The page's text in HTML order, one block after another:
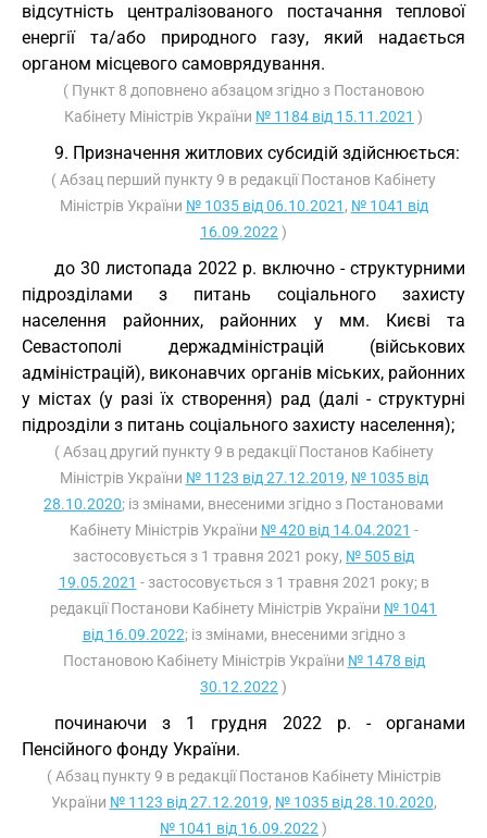
відсутність централізованого постачання теплової
енергії та/або природного газу, який надається
органом місцевого самоврядування.
( Пункт 8 доповнено абзацом згідно з Постановою
Кабінету Міністрів України № 1184 від 15.11.2021 )
9. Призначення житлових субсидій здійснюється:
( Абзац перший пункту 9 в редакції Постанов Кабінету
Міністрів України № 1035 від 06.10.2021 , № 1041 від
16.09.2022 )
до 30 листопада 2022 р. включно - структурними
підрозділами з питань соціального захисту
населення районних, районних у мм. Києві та
Севастополі держадміністрацій (військових
адміністрацій), виконавчих органів міських, районних
у містах (у разі їх створення) рад (далі - структурні
підрозділи з питань соціального захисту населення);
( Абзац другий пункту 9 в редакції Постанов Кабінету
Міністрів України № 1123 від 27.12.2019, № 1035 від
28.10.2020; із змінами, внесеними згідно з Постановами
Кабінету Міністрів України № 420 від 14.04.2021 -
застосовується з 1 травня 2021 року, № 505 від
19.05.2021 - застосовується з 1 травня 2021 року; в
редакції Постанови Кабінету Міністрів України № 1041
від 16.09.2022; із змінами, внесеними згідно з
Постановою Кабінету Міністрів України № 1478 від
30.12.2022 )
починаючи з 1 грудня 2022 р. - органами
Пенсійного фонду України.
( Абзац пункту 9 в редакції Постанов Кабінету Міністрів
України № 1123 від 27.12.2019, № 1035 від 28.10.2020,
№ 1041 від 16.09.2022 )